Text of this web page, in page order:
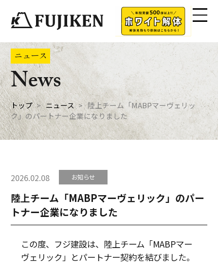
ニュース
News
トップ ニュース
陸上チーム「MABPマーヴェリッ
ク」のパートナー企業になりました
2026.02.08 お知らせ
陸上チーム「MABPマーヴェリック」のパー
トナー企業になりました
この度、フジ建設は、陸上チーム「MABPマー
ヴェリック」とパートナー契約を結びました。